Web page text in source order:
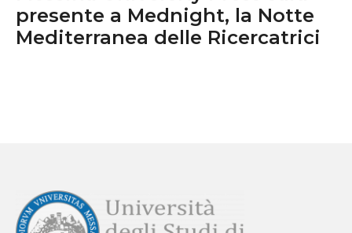
presente a Mednight, la Notte
Mediterranea delle Ricercatrici